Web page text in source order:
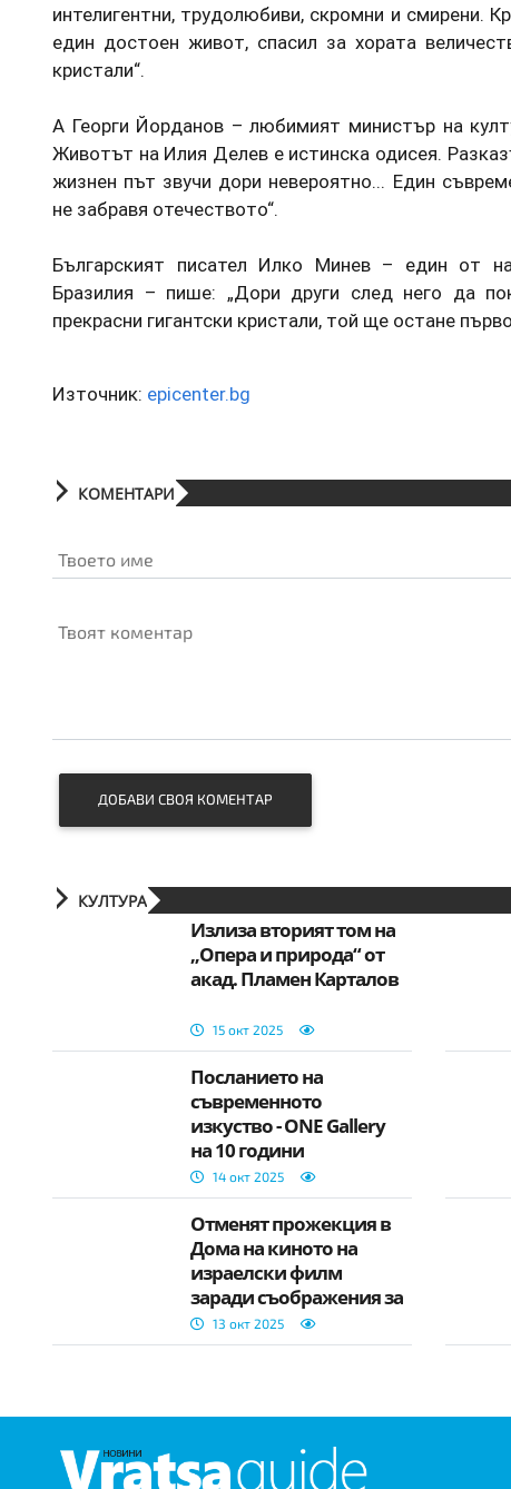
интелигентни, трудолюбиви, скромни и смирени.
един достоен живот, спасил за хората
кристали“.
А Георги Йорданов – любимият министър на
Животът на Илия Делев е истинска одисея.
жизнен път звучи дори невероятно... Един
не забравя отечеството“.
Българският писател Илко Минев – един от
Бразилия – пише: „Дори други след него да
прекрасни гигантски кристали, той ще остане
Източник: epicenter.bg
КОМЕНТАРИ
Твоето име
Твоят коментар
ДОБАВИ СВОЯ КОМЕНТАР
КУЛТУРА
Излиза вторият том на
„Опера и природа“ от
акад. Пламен Карталов
15 окт 2025
Посланието на
съвременното
изкуство - ONE Gallery
на 10 години
14 окт 2025
Отменят прожекция в
Дома на киното на
израелски филм
заради съображения за
сигурност
13 окт 2025